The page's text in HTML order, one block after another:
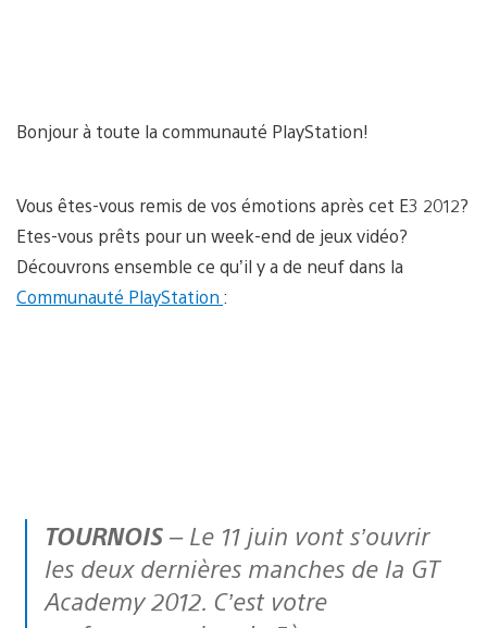
Bonjour à toute la communauté PlayStation!
Vous êtes-vous remis de vos émotions après cet E3 2012?
Etes-vous prêts pour un week-end de jeux vidéo?
Découvrons ensemble ce qu’il y a de neuf dans la
Communauté PlayStation :
TOURNOIS – Le 11 juin vont s’ouvrir
les deux dernières manches de la GT
Academy 2012. C’est votre